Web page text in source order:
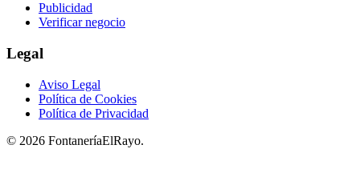
Publicidad
Verificar negocio
Legal
Aviso Legal
Política de Cookies
Política de Privacidad
© 2026 FontaneríaElRayo.